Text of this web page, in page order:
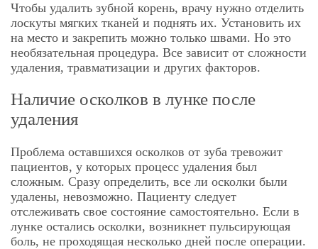
Чтобы удалить зубной корень, врачу нужно отделить
лоскуты мягких тканей и поднять их. Установить их
на место и закрепить можно только швами. Но это
необязательная процедура. Все зависит от сложности
удаления, травматизации и других факторов.
Наличие осколков в лунке после
удаления
Проблема оставшихся осколков от зуба тревожит
пациентов, у которых процесс удаления был
сложным. Сразу определить, все ли осколки были
удалены, невозможно. Пациенту следует
отслеживать свое состояние самостоятельно. Если в
лунке остались осколки, возникнет пульсирующая
боль, не проходящая несколько дней после операции.